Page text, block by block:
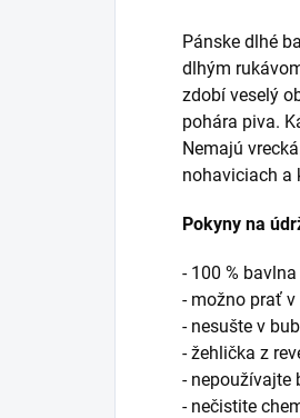
Pánske dlhé
dlhým
zdobí veselý
pohára piva.
Nemajú
nohaviciach a
Pokyny na
- 100 % bavlna
- možno prať v
- nesušte v
- žehlička z
- nepoužívajte
- nečistite